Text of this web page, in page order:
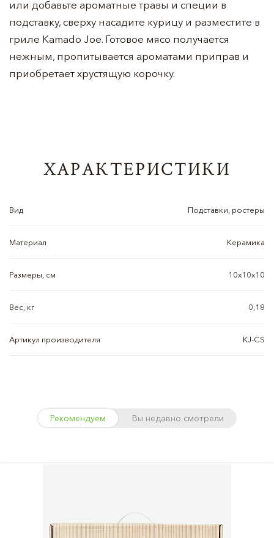
или добавьте ароматные травы и специи в
подставку, сверху насадите курицу и разместите в
гриле Kamado Joe. Готовое мясо получается
нежным, пропитывается ароматами приправ и
приобретает хрустящую корочку.
ХАРАКТЕРИСТИКИ
Вид Подставки, ростеры
Материал Керамика
Размеры, см 10x10x10
Вес, кг 0,18
Артикул производителя KJ-CS
Рекомендуем Вы недавно смотрели